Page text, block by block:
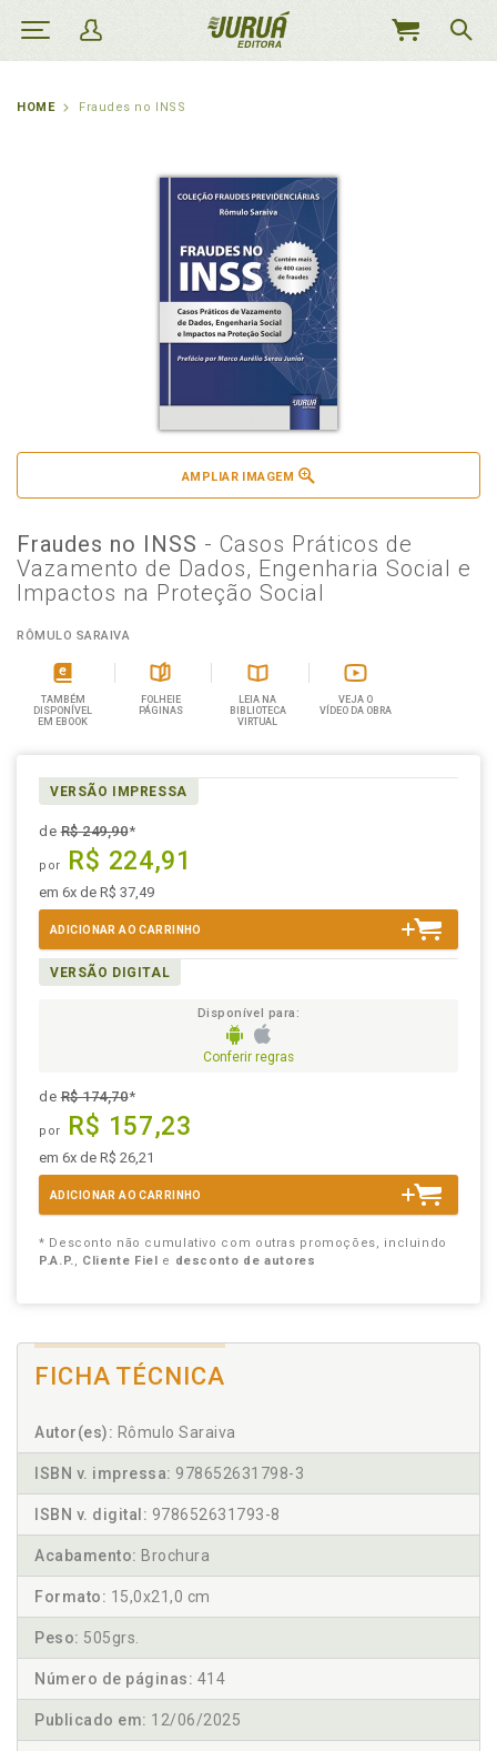
MEU
HOME Fraudes no INSS
AMPLIAR IMAGEM
Fraudes no INSS - Casos Práticos de
Vazamento de Dados, Engenharia Social e
Impactos na Proteção Social
RÔMULO SARAIVA
TAMBÉM
DISPONÍVEL
EM EBOOK
FOLHEIE
PÁGINAS
LEIA NA
BIBLIOTECA
VIRTUAL
VEJA O
VÍDEO DA OBRA
VERSÃO IMPRESSA
deR$ 249,90*
por R$ 224,91
em 6x de R$ 37,49
ADICIONAR AO CARRINHO
VERSÃO DIGITAL
Disponível para:
Conferir regras
deR$ 174,70*
por R$ 157,23
em 6x de R$ 26,21
ADICIONAR AO CARRINHO
* Desconto não cumulativo com outras promoções, incluindo
P.A.P., Cliente Fiel e desconto de autores
FICHA TÉCNICA
Autor(es): Rômulo Saraiva
ISBN v. impressa: 978652631798-3
ISBN v. digital: 978652631793-8
Acabamento: Brochura
Formato: 15,0x21,0 cm
Peso: 505grs.
Número de páginas: 414
Publicado em: 12/06/2025